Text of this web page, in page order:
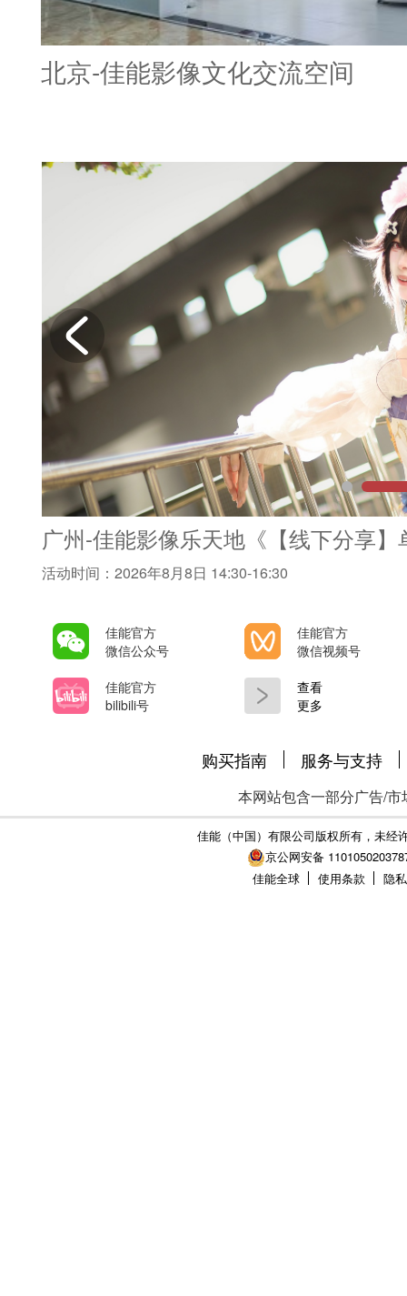
北京-佳能影像文化交流空间
广州-佳能影像乐天地《【线下分享
活动时间：2026年8月8日 14:30-16:30
佳能官方
微信公众号
佳能官方
微信视频号
佳能官方
bilibili号
查看
更多
购买指南 服务与支持
本网站包含一部分广告/
佳能（中国）有限公司版权所有，未经
京公网安备
佳能全球
使用条款 隐